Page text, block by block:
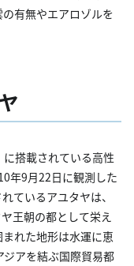
有無やエアロゾルを
搭載されている高性
年9月22日に観測した
ているアユタヤは、
王朝の都として栄え
れた地形は水運に恵
アを結ぶ国際貿易都